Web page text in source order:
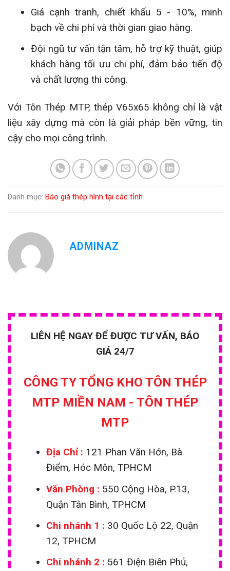
Giá cạnh tranh, chiết khấu 5 - 10%, minh
bạch về chi phí và thời gian giao hàng.
Đội ngũ tư vấn tận tâm, hỗ trợ kỹ thuật, giúp
khách hàng tối ưu chi phí, đảm bảo tiến độ
và chất lượng thi công.
Với Tôn Thép MTP, thép V65x65 không chỉ là vật
liệu xây dựng mà còn là giải pháp bền vững, tin
cậy cho mọi công trình.
Danh mục: Báo giá thép hình tại các tỉnh
ADMINAZ
LIÊN HỆ NGAY ĐỂ ĐƯỢC TƯ VẤN, BÁO
GIÁ 24/7
CÔNG TY TỔNG KHO TÔN THÉP
MTP MIỀN NAM - TÔN THÉP
MTP
Địa Chỉ : 121 Phan Văn Hớn, Bà
Điểm, Hóc Môn, TPHCM
Văn Phòng : 550 Cộng Hòa, P.13,
Quận Tân Bình, TPHCM
Chi nhánh 1 : 30 Quốc Lộ 22, Quận
12, TPHCM
Chi nhánh 2 : 561 Điện Biên Phủ,